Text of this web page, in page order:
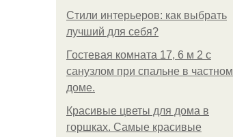
Стили интерьеров: как выбрать
лучший для себя?
Гостевая комната 17, 6 м 2 с
санузлом при спальне в частном
доме.
Красивые цветы для дома в
горшках. Самые красивые